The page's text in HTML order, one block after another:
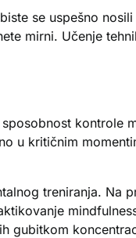
se uspešno
mirni. Učenje
kontrole
u kritičnim
treniranja. Na
gubitkom